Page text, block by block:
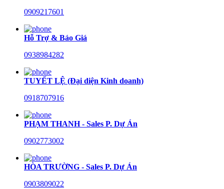
0909217601
Hỗ Trợ & Báo Giá
0938984282
TUYẾT LỆ (Đại diện Kinh doanh)
0918707916
PHẠM THANH - Sales P. Dự Án
0902773002
HÒA TRƯỜNG - Sales P. Dự Án
0903809022